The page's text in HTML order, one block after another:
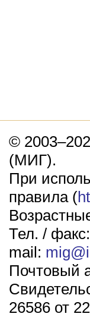
©
(МИГ).
При
правила (
Тел. /
mail:
Почтовый
26586 от